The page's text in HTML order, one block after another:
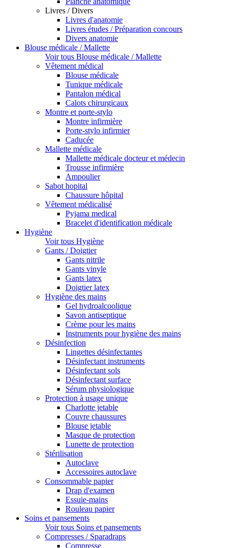
Livres / Divers
Livres d'anatomie
Livres études / Préparation concours
Divers anatomie
Blouse médicale / Mallette
Voir tous Blouse médicale / Mallette
Vêtement médical
Blouse médicale
Tunique médicale
Pantalon médical
Calots chirurgicaux
Montre et porte-stylo
Montre infirmière
Porte-stylo infirmier
Caducée
Mallette médicale
Mallette médicale docteur et médecin
Trousse infirmière
Ampoulier
Sabot hopital
Chaussure hôpital
Vêtement médicalisé
Pyjama medical
Bracelet d'identification médicale
Hygiène
Voir tous Hygiène
Gants / Doigtier
Gants nitrile
Gants vinyle
Gants latex
Doigtier latex
Hygiène des mains
Gel hydroalcoolique
Savon antiseptique
Crème pour les mains
Instruments pour hygiène des mains
Désinfection
Lingettes désinfectantes
Désinfectant instruments
Désinfectant sols
Désinfectant surface
Sérum physiologique
Protection à usage unique
Charlotte jetable
Couvre chaussures
Blouse jetable
Masque de protection
Lunette de protection
Stérilisation
Autoclave
Accessoires autoclave
Consommable papier
Drap d'examen
Essuie-mains
Rouleau papier
Soins et pansements
Voir tous Soins et pansements
Compresses / Sparadraps
Compresse